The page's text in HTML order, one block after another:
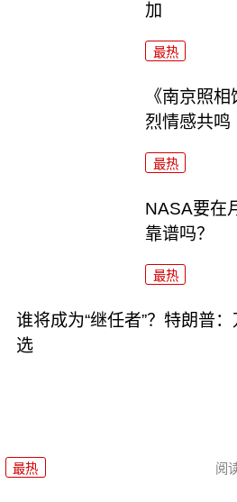
加
最热
《南京照
烈情感共鸣
最热
NASA要在
靠谱吗？
最热
谁将成为“继任者”？特朗普
选
最热 阅